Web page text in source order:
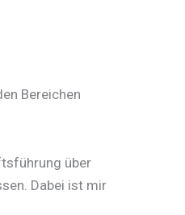
Bereichen
über
Dabei ist mir